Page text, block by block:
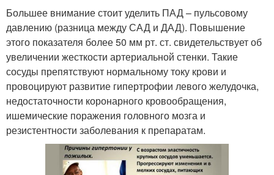
Большее внимание стоит уделить ПАД – пульсовому
давлению (разница между САД и ДАД). Повышение
этого показателя более 50 мм рт. ст. свидетельствует об
увеличении жесткости артериальной стенки. Такие
сосуды препятствуют нормальному току крови и
провоцируют развитие гипертрофии левого желудочка,
недостаточности коронарного кровообращения,
ишемические поражения головного мозга и
резистентности заболевания к препаратам.